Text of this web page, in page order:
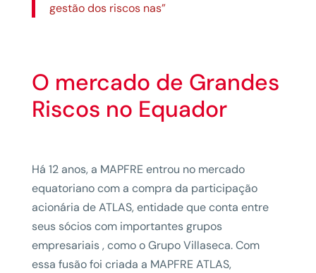
gestão dos riscos nas”
O mercado de Grandes
Riscos no Equador
Há 12 anos, a MAPFRE entrou no mercado
equatoriano com a compra da participação
acionária de ATLAS, entidade que conta entre
seus sócios com importantes grupos
empresariais , como o Grupo Villaseca. Com
essa fusão foi criada a MAPFRE ATLAS,